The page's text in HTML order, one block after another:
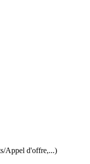
Appel d'offre,...)